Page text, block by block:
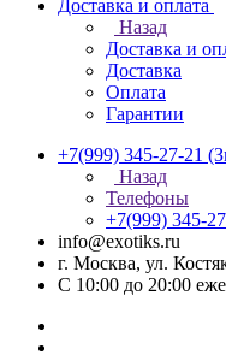
Доставка и оплата
Назад
Доставка и
Доставка
Оплата
Гарантии
+7(999) 345-27-21
Назад
Телефоны
+7(999) 345-
info@exotiks.ru
г. Москва, ул.
С 10:00 до 20:00